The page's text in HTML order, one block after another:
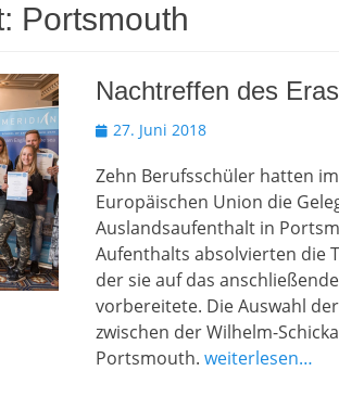
Portsmouth
Nachtreffen des
Veröffentlicht
27. Juni 2018
Zehn Berufsschüler hatten
Europäischen Union die
Auslandsaufenthalt in
Aufenthalts absolvierten die
der sie auf das
vorbereitete. Die Auswahl
zwischen der Wilhelm-
Portsmouth. weiterlesen…